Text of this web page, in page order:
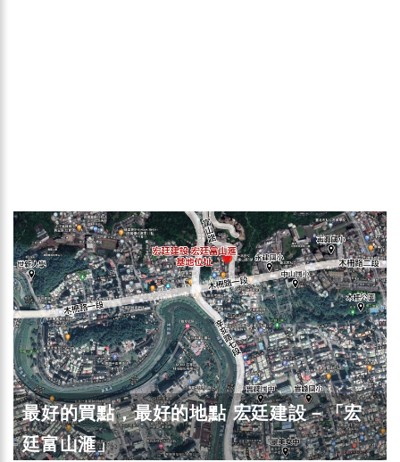
最好的買點，最好的地點 宏廷建設－「宏
廷富山滙」